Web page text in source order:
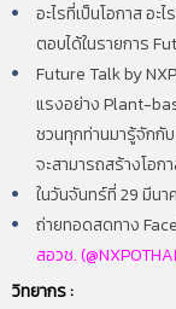
อะไรที่เป็นโอกาส อ
ตอบได้ในรายการ
Future Talk by
แรงอย่าง Plant-
ชวนทุกท่านมารู้จักกั
จะสามารถสร้างโอก
ในวันจันทร์ที่ 29 มีนา
ถ่ายทอดสดทาง
สอวช.
วิทยากร :